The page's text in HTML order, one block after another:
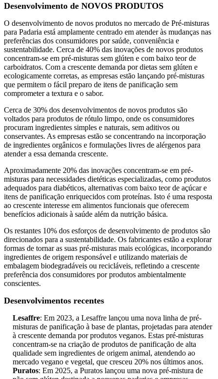
Desenvolvimento de NOVOS PRODUTOS
O desenvolvimento de novos produtos no mercado de Pré-misturas
para Padaria está amplamente centrado em atender às mudanças nas
preferências dos consumidores por saúde, conveniência e
sustentabilidade. Cerca de 40% das inovações de novos produtos
concentram-se em pré-misturas sem glúten e com baixo teor de
carboidratos. Com a crescente demanda por dietas sem glúten e
ecologicamente corretas, as empresas estão lançando pré-misturas
que permitem o fácil preparo de itens de panificação sem
comprometer a textura e o sabor.
Cerca de 30% dos desenvolvimentos de novos produtos são
voltados para produtos de rótulo limpo, onde os consumidores
procuram ingredientes simples e naturais, sem aditivos ou
conservantes. As empresas estão se concentrando na incorporação
de ingredientes orgânicos e formulações livres de alérgenos para
atender a essa demanda crescente.
Aproximadamente 20% das inovações concentram-se em pré-
misturas para necessidades dietéticas especializadas, como produtos
adequados para diabéticos, alternativas com baixo teor de açúcar e
itens de panificação enriquecidos com proteínas. Isto é uma resposta
ao crescente interesse em alimentos funcionais que oferecem
benefícios adicionais à saúde além da nutrição básica.
Os restantes 10% dos esforços de desenvolvimento de produtos são
direcionados para a sustentabilidade. Os fabricantes estão a explorar
formas de tornar as suas pré-misturas mais ecológicas, incorporando
ingredientes de origem responsável e utilizando materiais de
embalagem biodegradáveis ​​ou recicláveis, refletindo a crescente
preferência dos consumidores por produtos ambientalmente
conscientes.
Desenvolvimentos recentes
Lesaffre: Em 2023, a Lesaffre lançou uma nova linha de pré-
misturas de panificação à base de plantas, projetadas para atender
à crescente demanda por produtos veganos. Estas pré-misturas
concentram-se na criação de produtos de panificação de alta
qualidade sem ingredientes de origem animal, atendendo ao
mercado vegano e vegetal, que cresceu 20% nos últimos anos.
Puratos: Em 2025, a Puratos lançou uma nova pré-mistura de